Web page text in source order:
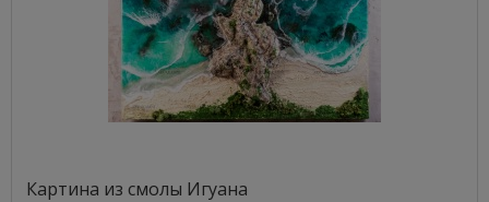
Картина из смолы Игуана